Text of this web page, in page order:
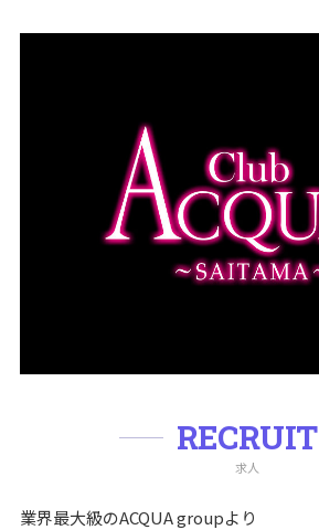
RECRUIT
求人
業界最大級のACQUA groupより